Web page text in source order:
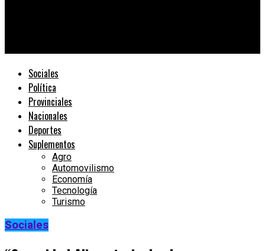
Sociales
Política
Provinciales
Nacionales
Deportes
Suplementos
Agro
Automovilismo
Economía
Tecnología
Turismo
Sociales